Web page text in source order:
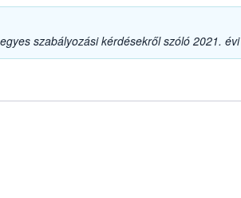
szabályozási kérdésekről szóló 2021.